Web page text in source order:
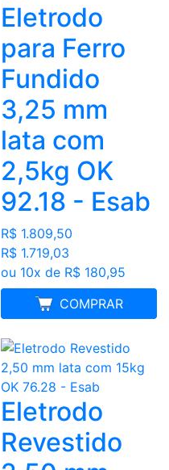
Eletrodo
para Ferro
Fundido
3,25 mm
lata com
2,5kg OK
92.18 - Esab
R$ 1.809,50
R$ 1.719,03
ou 10x de R$ 180,95
COMPRAR
FRETE GRÁTIS
Eletrodo
Revestido